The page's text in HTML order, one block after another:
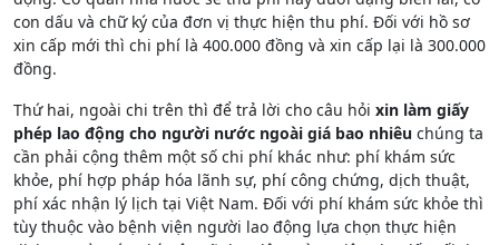
con dấu và chữ ký của đơn vị thực hiện thu phí. Đối với hồ sơ
xin cấp mới thì chi phí là 400.000 đồng và xin cấp lại là 300.000
đồng.
Thứ hai, ngoài chi trên thì để trả lời cho câu hỏi xin làm giấy
phép lao động cho người nước ngoài giá bao nhiêu chúng ta
cần phải cộng thêm một số chi phí khác như: phí khám sức
khỏe, phí hợp pháp hóa lãnh sự, phí công chứng, dịch thuật,
phí xác nhận lý lịch tại Việt Nam. Đối với phí khám sức khỏe thì
tùy thuộc vào bệnh viện người lao động lựa chọn thực hiện